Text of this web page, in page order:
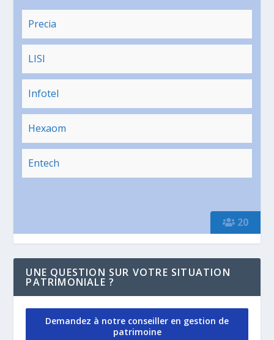
20
Precia
LISI
Infotel
Hexaom
Entech
UNE QUESTION SUR VOTRE SITUATION
PATRIMONIALE ?
Demandez à notre conseiller en gestion de
patrimoine